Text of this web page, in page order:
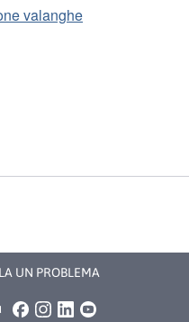
valanghe
UN PROBLEMA
Facebook
Instagram
LinkedInYouTube